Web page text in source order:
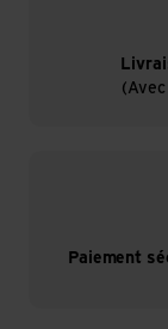
Paiement